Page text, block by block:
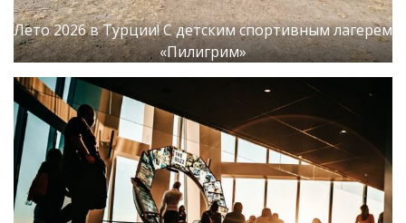
Лето 2026 в Турции! С детским спортивным лагерем
«Пилигрим»